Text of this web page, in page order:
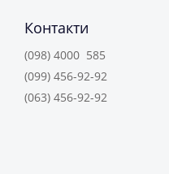
Контакти
(098) 4000 585
(099) 456-92-92
(063) 456-92-92